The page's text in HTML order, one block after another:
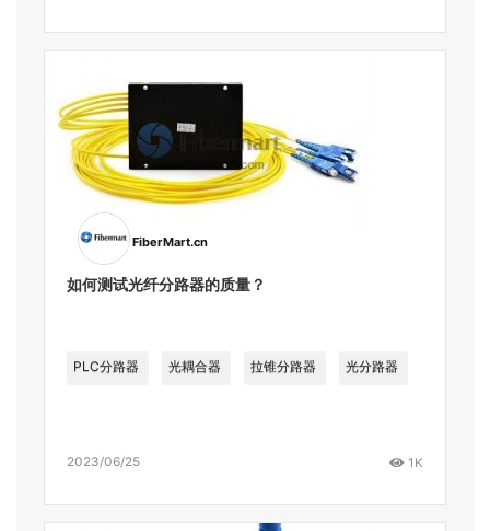
FiberMart.cn
如何测试光纤分路器的质量？
PLC分路器 光耦合器 拉锥分路器 光分路器
2023/06/25 1K